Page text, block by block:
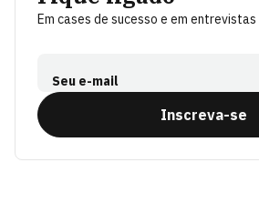
Em cases de sucesso e em entrevistas
Seu e-mail
Inscreva-se